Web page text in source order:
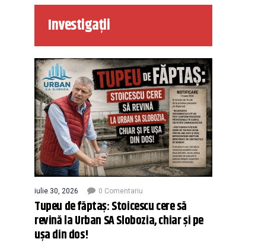
Investigații
iulie 30, 2026 0 Comentariu
Tupeu de făptaș: Stoicescu cere să
revină la Urban SA Slobozia, chiar și pe
ușa din dos!